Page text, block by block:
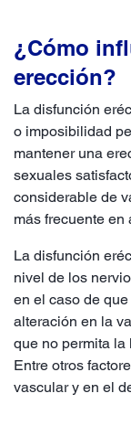
¿Cómo
erección?
La disfunción
o imposibilidad
mantener una
sexuales
considerable de
más frecuente
La disfunción
nivel de los
en el caso de
alteración en la
que no permita
Entre otros
vascular y en el